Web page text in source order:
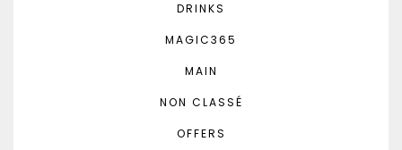
DRINKS
MAGIC365
MAIN
NON CLASSÉ
OFFERS